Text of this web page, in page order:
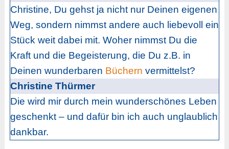
Christine, Du gehst ja nicht nur Deinen eigenen
Weg, sondern nimmst andere auch liebevoll ein
Stück weit dabei mit. Woher nimmst Du die
Kraft und die Begeisterung, die Du z.B. in
Deinen wunderbaren Büchern vermittelst?
Christine Thürmer
Die wird mir durch mein wunderschönes Leben
geschenkt – und dafür bin ich auch unglaublich
dankbar.